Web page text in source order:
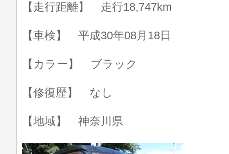
【走行距離】 走行18,747km
【車検】 平成30年08月18日
【カラー】 ブラック
【修復歴】 なし
【地域】 神奈川県